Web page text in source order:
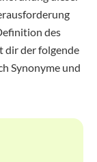
des
dir der folgende
Synonyme und